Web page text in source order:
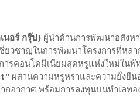
นอร์ กรุ๊ป) ผู้นำด้านการพัฒนาอสังห
ยวชาญในการพัฒนาโครงการที่หล
ารคอนโดมิเนียมสุดหรูแห่งใหม่ในพั
ผสานความหรูหราและความยั่งยื
กอากาศ พร้อมการลงทุนบนทำเลท